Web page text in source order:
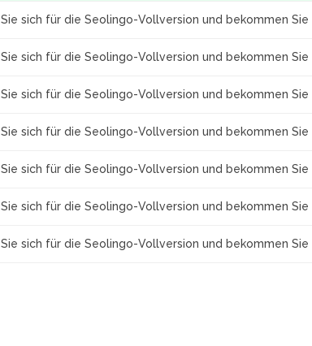
Sie sich für die Seolingo-Vollversion und bekommen Sie
Sie sich für die Seolingo-Vollversion und bekommen Sie
Sie sich für die Seolingo-Vollversion und bekommen Sie
Sie sich für die Seolingo-Vollversion und bekommen Sie
Sie sich für die Seolingo-Vollversion und bekommen Sie
Sie sich für die Seolingo-Vollversion und bekommen Sie
Sie sich für die Seolingo-Vollversion und bekommen Sie